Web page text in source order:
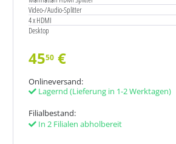
Video-/Audio-Splitter
4 x HDMI
Desktop
4550 €
Onlineversand:
Lagernd (Lieferung in 1-2 Werktagen)
Filialbestand:
In 2 Filialen abholbereit